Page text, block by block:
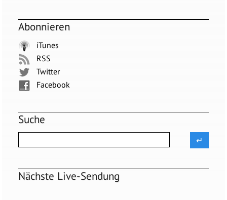
Abonnieren
iTunes
RSS
Twitter
Facebook
Suche
Nächste Live-Sendung